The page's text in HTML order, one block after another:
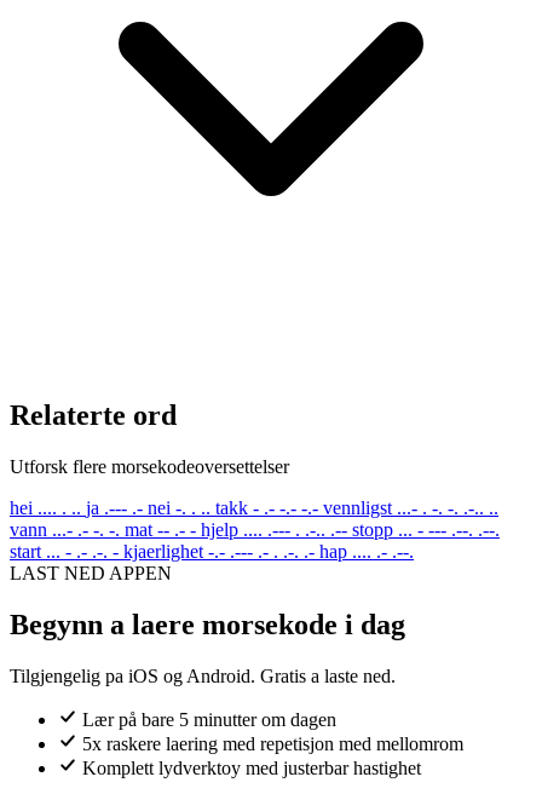
Relaterte ord
Utforsk flere morsekodeoversettelser
hei .... . .. ja .--- .- nei -. . .. takk - .- -.- -.- vennligst ...- . -. -. .-.. ..
vann ...- .- -. -. mat -- .- - hjelp .... .--- . .-.. .-- stopp ... - --- .--. .--.
start ... - .- .-. - kjaerlighet -.- .--- .- . .-. .- hap .... .- .--.
LAST NED APPEN
Begynn a laere morsekode i dag
Tilgjengelig pa iOS og Android. Gratis a laste ned.
Lær på bare 5 minutter om dagen
5x raskere laering med repetisjon med mellomrom
Komplett lydverktoy med justerbar hastighet